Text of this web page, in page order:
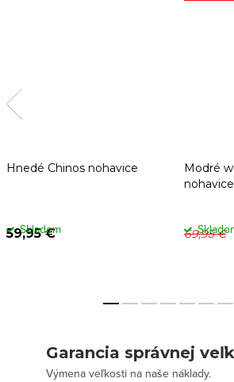
Hnedé Chinos nohavice
59,95 €
Skladom
Modré
nohavice
69,95 €
Garancia správnej
Výmena veľkosti na naše náklady.